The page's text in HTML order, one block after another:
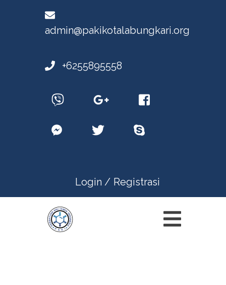
admin@pakikotalabungkari.org
+6255895558
Login / Registrasi